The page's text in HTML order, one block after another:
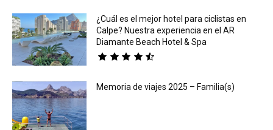
¿Cuál es el mejor hotel para ciclistas en
Calpe? Nuestra experiencia en el AR
Diamante Beach Hotel & Spa
Memoria de viajes 2025 – Familia(s)